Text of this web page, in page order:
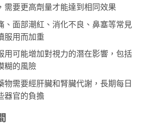
需要更高劑量才能達到相同效果
、面部潮紅、消化不良、鼻塞等常見
服用而加重
用可能增加對視力的潛在影響，包括
糊的風險
物需要經肝臟和腎臟代謝，長期每日
器官的負擔